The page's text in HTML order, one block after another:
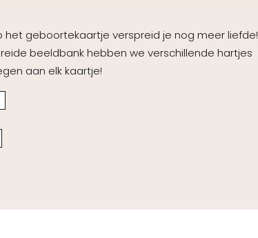
het geboortekaartje verspreid je nog meer liefde!
beeldbank hebben we verschillende hartjes
aan elk kaartje!